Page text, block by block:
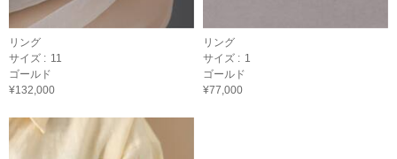
リング
サイズ : 11
ゴールド
¥132,000
リング
サイズ : 1
ゴールド
¥77,000